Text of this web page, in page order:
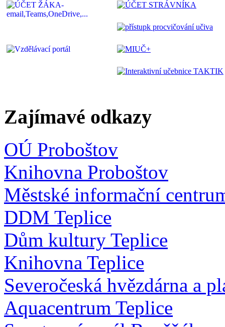
Zajímavé odkazy
OÚ Proboštov
Knihovna Proboštov
Městské informační
DDM Teplice
Dům kultury Teplice
Knihovna Teplice
Severočeská hvězdárna a
Aquacentrum Teplice